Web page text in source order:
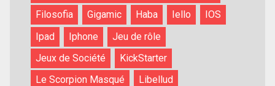
Filosofia
Gigamic Haba Iello
IOS
Ipad
Iphone
Jeu de rôle
Jeux de Société
KickStarter
Le Scorpion Masqué
Libellud